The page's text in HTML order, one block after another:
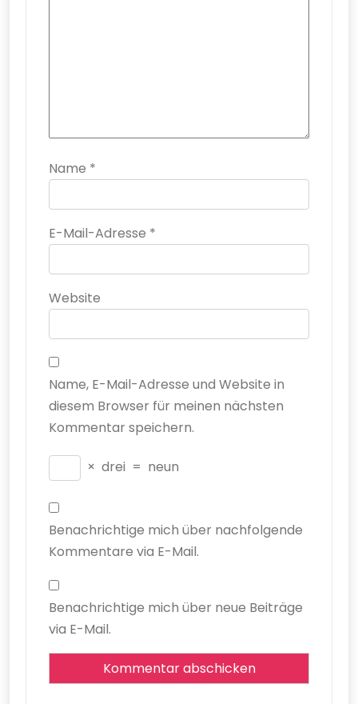
Name *
E-Mail-Adresse *
Website
Name, E-Mail-Adresse und Website in
diesem Browser für meinen nächsten
Kommentar speichern.
× drei = neun
Benachrichtige mich über nachfolgende
Kommentare via E-Mail.
Benachrichtige mich über neue Beiträge
via E-Mail.